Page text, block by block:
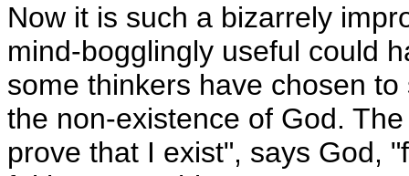
Now it is such a bizarrely
mind-bogglingly useful could
some thinkers have chosen
the non-existence of God.
prove that I exist", says God,